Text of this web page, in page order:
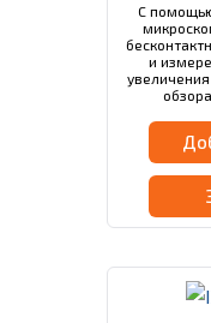
С
и